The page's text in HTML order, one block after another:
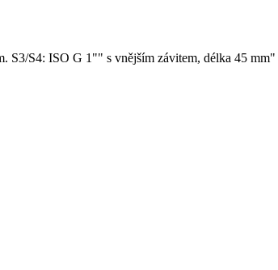
S3/S4: ISO G 1"" s vnějším závitem, délka 45 mm"